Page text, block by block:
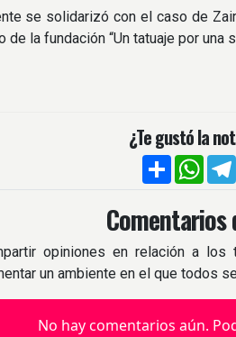
se solidarizó con el caso de
la fundación “Un tatuaje por una
¿Te gustó la
opiniones en relación a
un ambiente en el que todos
No hay comentarios aún.